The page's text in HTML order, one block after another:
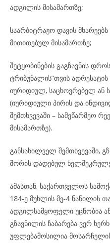
ადგილის მისამართზე;
საარბიტრაჟო დავის
მითითებულ მისამართზე;
შეტყობინების გაგზავნის
ტრიბუნალის”თვის
იურიდიულ, საცხოვრებელ ან
(იურიდიული პირის და
შემთხვევაში – სამეწარმეო
მისამართზე).
განსახილველ შემთხვევაში,
შორის დადებულ
ამასთან, საქართველოს
184-ე მუხლის მე-4 ნაწილის
ადგილსამყოფელი უცნობია
გზავნილის ჩაბარება ვერ
უფლებამოსილია